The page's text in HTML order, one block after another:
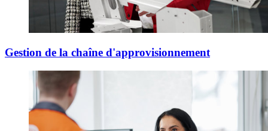
Gestion de la chaîne d'approvisionnement